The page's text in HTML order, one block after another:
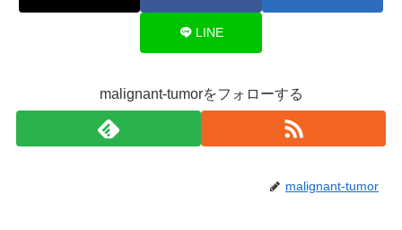
LINE
malignant-tumorをフォローする
malignant-tumor